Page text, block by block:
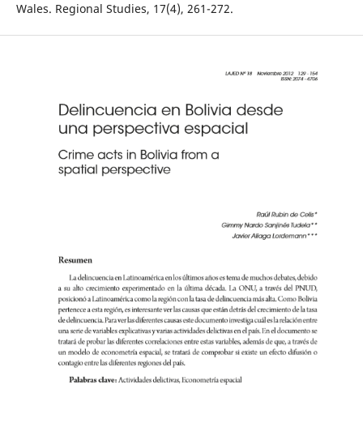
Wales. Regional Studies, 17(4), 261-272.